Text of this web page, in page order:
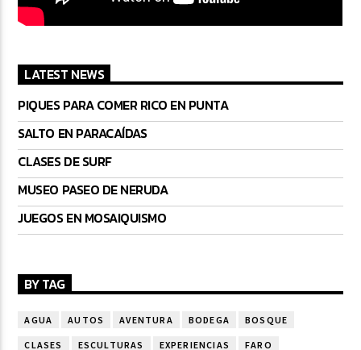
LATEST NEWS
PIQUES PARA COMER RICO EN PUNTA
SALTO EN PARACAÍDAS
CLASES DE SURF
MUSEO PASEO DE NERUDA
JUEGOS EN MOSAIQUISMO
BY TAG
AGUA AUTOS AVENTURA BODEGA BOSQUE
CLASES ESCULTURAS EXPERIENCIAS FARO